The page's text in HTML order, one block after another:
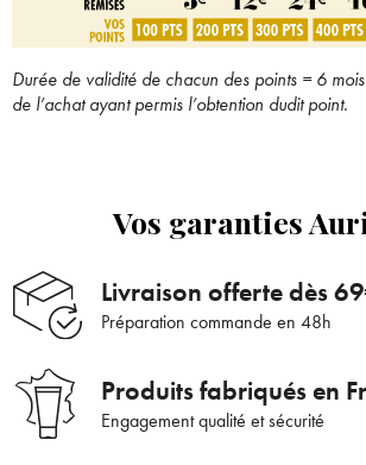
Supprimer le produit ?
Voulez-vous vraiment supprimer le produit
panier ?
ANNULER
Durée de validité de chacun des points = 6
de l’achat ayant permis l’obtention dudit point.
Vos garanties
Livraison offerte dès
Préparation commande en 48h
Produits fabriqués en
Engagement qualité et sécurité
Pour être au courant de nos
nouveautés ou promotions en
bénéficier de nos conseils de
vous à notre
JE M’INSCRIS